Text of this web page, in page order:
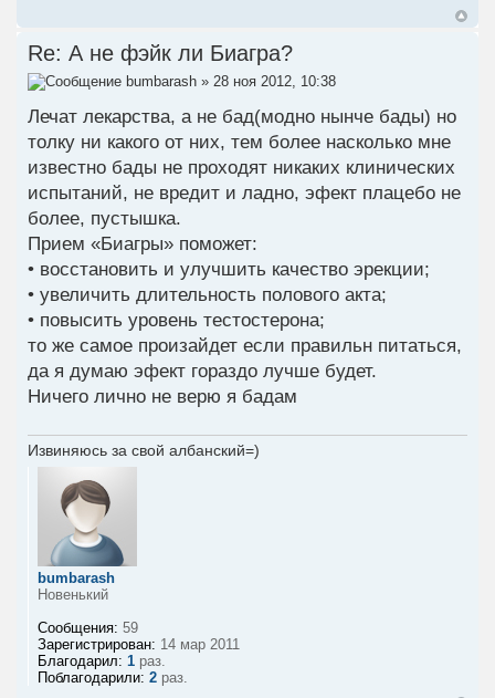
Re: А не фэйк ли Биагра?
bumbarash » 28 ноя 2012, 10:38
Лечат лекарства, а не бад(модно нынче бады) но
толку ни какого от них, тем более насколько мне
известно бады не проходят никаких клинических
испытаний, не вредит и ладно, эфект плацебо не
более, пустышка.
Прием «Биагры» поможет:
• восстановить и улучшить качество эрекции;
• увеличить длительность полового акта;
• повысить уровень тестостерона;
то же самое произайдет если правильн питаться,
да я думаю эфект гораздо лучше будет.
Ничего лично не верю я бадам
Извиняюсь за свой албанский=)
bumbarash
Новенький
Сообщения: 59
Зарегистрирован: 14 мар 2011
Благодарил: 1 раз.
Поблагодарили: 2 раз.